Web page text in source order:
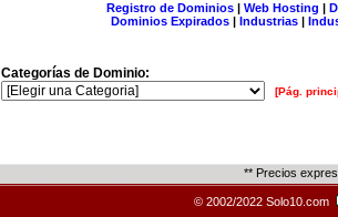
Registro de Dominios| Web Hosting |
Dominios Expirados | Industrias |
Categorías de Dominio:
[Pág.
** Precios
© 2002/2022 Solo10.com